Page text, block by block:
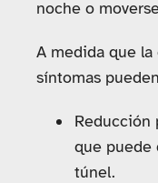
noche o
A medida que la
síntomas
Reducción
que puede
túnel.